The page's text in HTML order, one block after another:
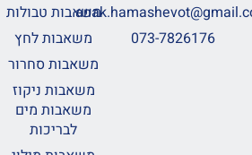
073-7826176
משאבות טבולות
משאבות לחץ
משאבות סחרור
משאבות ניקוז
משאבות מים
לבריכות